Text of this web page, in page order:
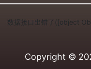
数据接口出错了([object
Copyright ©